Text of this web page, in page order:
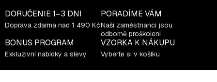
DORUČENIE 1–3 DNI
Doprava zdarma nad 1 490 Kč
PORADÍME VÁM
Naši zaměstnanci jsou
odborně proškoleni
BONUS PROGRAM
Exkluzivní nabídky a slevy
VZORKA K NÁKUPU
Vyberte si v košíku